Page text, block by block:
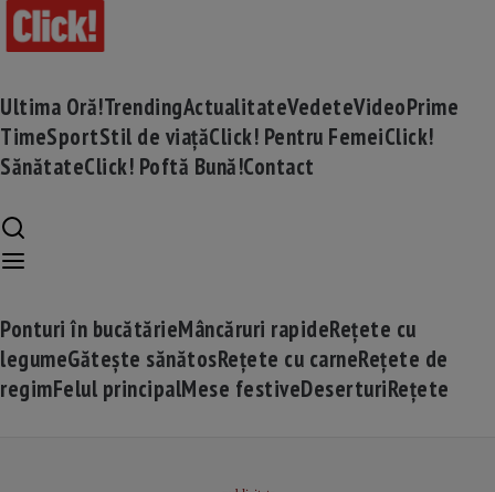
Ultima Oră!TrendingActualitateVedeteVideoPrime
TimeSportStil de viațăClick! Pentru FemeiClick!
SănătateClick! Poftă Bună!Contact
Ponturi în bucătărieMâncăruri rapideRețete cu
legumeGătește sănătosRețete cu carneRețete de
regimFelul principalMese festiveDeserturiRețete